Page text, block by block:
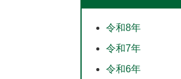
令和8年
令和7年
令和6年